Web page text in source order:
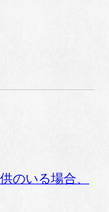
のいる場合、